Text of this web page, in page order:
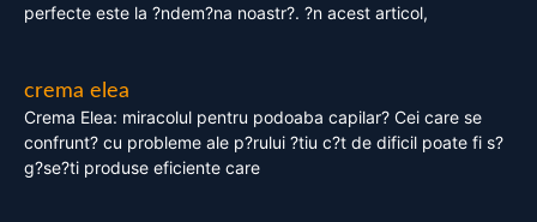
perfecte este la ?ndem?na noastr?. ?n acest articol,
crema elea
Crema Elea: miracolul pentru podoaba capilar? Cei care se
confrunt? cu probleme ale p?rului ?tiu c?t de dificil poate fi s?
g?se?ti produse eficiente care